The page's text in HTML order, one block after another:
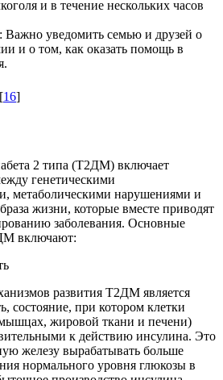
и в течение нескольких часов
уведомить семью и друзей о
и о том, как оказать помощь в
16]
2 типа (Т2ДМ) включает
генетическими
метаболическими нарушениями и
жизни, которые вместе приводят
заболевания. Основные
включают:
развития Т2ДМ является
состояние, при котором клетки
жировой ткани и печени)
к действию инсулина. Это
железу вырабатывать больше
нормального уровня глюкозы в